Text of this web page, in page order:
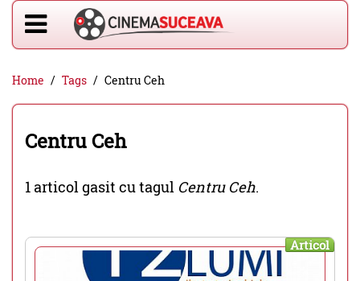
Home Tags Centru Ceh
Centru Ceh
1 articol gasit cu tagul Centru Ceh.
Articol